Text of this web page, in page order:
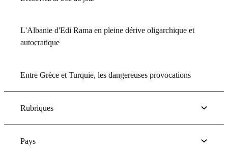
L'Albanie d'Edi Rama en pleine dérive oligarchique et
autocratique
Entre Grèce et Turquie, les dangereuses provocations
Rubriques
Pays